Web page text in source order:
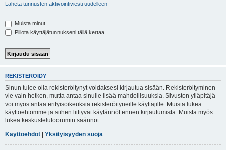
Lähetä tunnusten aktivointiviesti uudelleen
Muista minut
Piilota käyttäjätunnukseni tällä kertaa
REKISTERÖIDY
Sinun tulee olla rekisteröitynyt voidaksesi kirjautua sisään. Rekisteröityminen
vie vain hetken, mutta antaa sinulle lisää mahdollisuuksia. Sivuston ylläpitäjä
voi myös antaa erityisoikeuksia rekisteröityneille käyttäjille. Muista lukea
käyttöehtomme ja siihen liittyvät käytännöt ennen kirjautumista. Muista myös
lukea keskustelufoorumin säännöt.
Käyttöehdot | Yksityisyyden suoja